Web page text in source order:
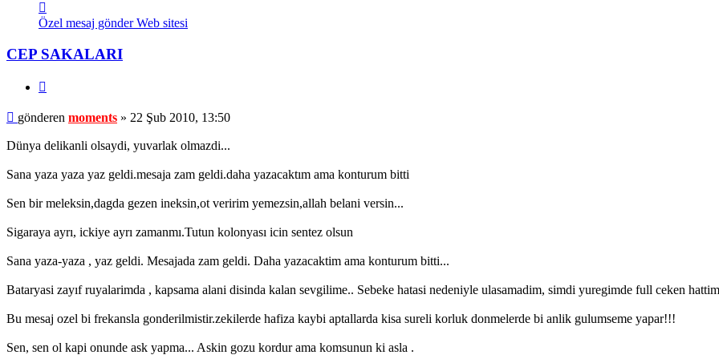
moments
Özel mesaj gönder Web sitesi
CEP SAKALARI
Mesaj
gönderen moments » 22 Şub 2010, 13:50
Dünya delikanli olsaydi, yuvarlak olmazdi...
Sana yaza yaza yaz geldi.mesaja zam geldi.daha yazacaktım ama konturum bitti
Sen bir meleksin,dagda gezen ineksin,ot veririm yemezsin,allah belani versin...
Sigaraya ayrı, ickiye ayrı zamanmı.Tutun kolonyası icin sentez olsun
Sana yaza-yaza , yaz geldi. Mesajada zam geldi. Daha yazacaktim ama konturum bitti...
Bataryasi zayıf ruyalarimda , kapsama alani disinda kalan sevgilime.. Sebeke hatasi nedeniyle ulasamadim, simdi yuregimde full ceken
Bu mesaj ozel bi frekansla gonderilmistir.zekilerde hafiza kaybi aptallarda kisa sureli korluk donmelerde bi anlik gulumseme yapar!!!
Sen, sen ol kapi onunde ask yapma... Askin gozu kordur ama komsunun ki asla .